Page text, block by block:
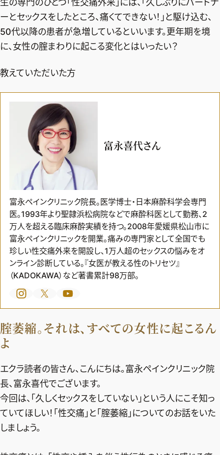
カルチャー
50代のお悩み
チームJマダム特集
イヴルルド遙華の12星座占い
スペシャル占い
試し読み
エクラ通販
エクラプレミアムNEWS
デジタルカタログ
エクラプレミアム通販
from編集部
インフォメーション
プレゼント
MAGAZINE
最新号試し読み
定期購読
デジタル版
購入
生の専門のひとつ「性交痛外来」には、「久しぶりにパートナ
ーとセックスをしたところ、痛くてできない！」と駆け込む、
50代以降の患者が急増しているといいます。更年期を境
に、女性の腟まわりに起こる変化とはいったい？
教えていただいた方
富永喜代さん
富永ペインクリニック院長。医学博士・日本麻酔科学会専門
医。1993年より聖隷浜松病院などで麻酔科医として勤務、2
万人を超える臨床麻酔実績を持つ。2008年愛媛県松山市に
富永ペインクリニックを開業。痛みの専門家として全国でも
珍しい性交痛外来を開設し、1万人超のセックスの悩みをオ
ンライン診断している。『女医が教える性のトリセツ』
（KADOKAWA）など著書累計98万部。
腟萎縮。それは、すべての女性に起こるん
よ
エクラ読者の皆さん、こんにちは。富永ペインクリニック院
長、富永喜代でございます。
今回は、「久しくセックスをしていない」という人にこそ知っ
ていてほしい！「性交痛」と「腟萎縮」についてのお話をいた
しましょう。